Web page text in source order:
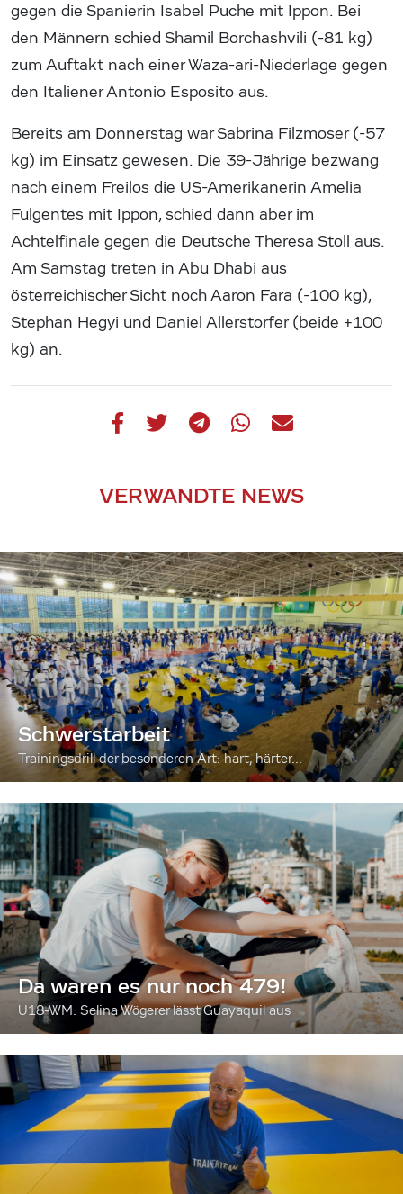
gegen die Spanierin Isabel Puche mit Ippon. Bei
den Männern schied Shamil Borchashvili (-81 kg)
zum Auftakt nach einer Waza-ari-Niederlage gegen
den Italiener Antonio Esposito aus.
Bereits am Donnerstag war Sabrina Filzmoser (-57
kg) im Einsatz gewesen. Die 39-Jährige bezwang
nach einem Freilos die US-Amerikanerin Amelia
Fulgentes mit Ippon, schied dann aber im
Achtelfinale gegen die Deutsche Theresa Stoll aus.
Am Samstag treten in Abu Dhabi aus
österreichischer Sicht noch Aaron Fara (-100 kg),
Stephan Hegyi und Daniel Allerstorfer (beide +100
kg) an.
VERWANDTE NEWS
Schwerstarbeit
Trainingsdrill der besonderen Art: hart, härter...
Da waren es nur noch 479!
U18-WM: Selina Wögerer lässt Guayaquil aus